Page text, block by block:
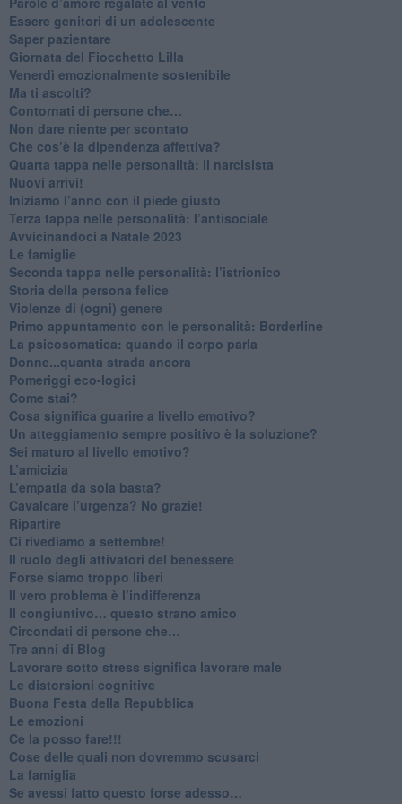
​Essere genitori di un adolescente
​Saper pazientare
​Giornata del Fiocchetto Lilla
​Venerdì emozionalmente sostenibile
Ma ti ascolti?
Contornati di persone che…
Non dare niente per scontato
Che cos’è la dipendenza affettiva?
Quarta tappa nelle personalità: il narcisista
​Nuovi arrivi!
​Iniziamo l’anno con il piede giusto
​Terza tappa nelle personalità: l’antisociale
​Avvicinandoci a Natale 2023
Le famiglie
Seconda tappa nelle personalità: l’istrionico
​Storia della persona felice
Violenze di (ogni) genere
​Primo appuntamento con le personalità: Borderline
La psicosomatica: quando il corpo parla
Donne...quanta strada ancora
​Pomeriggi eco-logici
​Come stai?
Cosa significa guarire a livello emotivo?
​Un atteggiamento sempre positivo è la soluzione?
​Sei maturo al livello emotivo?
​L’amicizia
​L’empatia da sola basta?
​Cavalcare l’urgenza? No grazie!
Ripartire
​Ci rivediamo a settembre!
​Il ruolo degli attivatori del benessere
​Forse siamo troppo liberi
​Il vero problema è l’indifferenza
​Il congiuntivo… questo strano amico
​Circondati di persone che…
​Tre anni di Blog
​Lavorare sotto stress significa lavorare male
​Le distorsioni cognitive
​Buona Festa della Repubblica
Le emozioni
​Ce la posso fare!!!
​Cose delle quali non dovremmo scusarci
​La famiglia
​Se avessi fatto questo forse adesso…